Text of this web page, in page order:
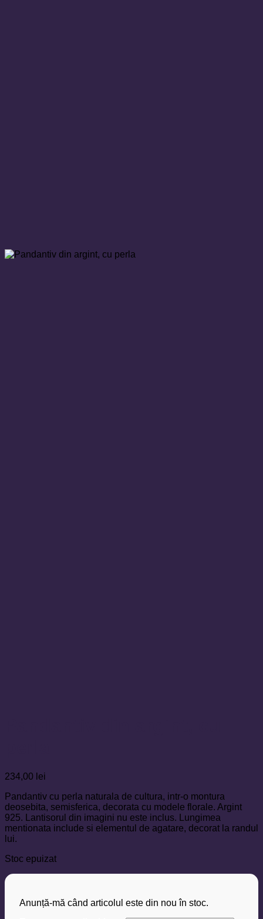
234,00 lei
Pandantiv cu perla naturala de cultura, intr-o montura
deosebita, semisferica, decorata cu modele florale. Argint
925. Lantisorul din imagini nu este inclus. Lungimea
mentionata include si elementul de agatare, decorat la randul
lui.
Stoc epuizat
Anunță-mă când articolul este din nou în stoc.